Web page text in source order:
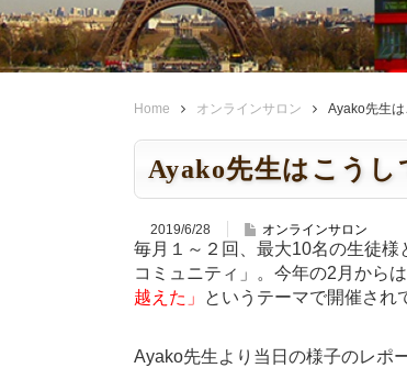
Home オンラインサロン Ayako先生は
Ayako先生はこうし
2019/6/28 オンラインサロン
毎月１～２回、最大10名の生徒
コミュニティ」。今年の2月から
越えた」
というテーマで開催され
Ayako先生より当日の様子のレポ